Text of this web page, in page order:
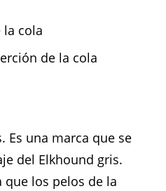
la cola
de la cola
Es una marca que se
del Elkhound gris.
que los pelos de la